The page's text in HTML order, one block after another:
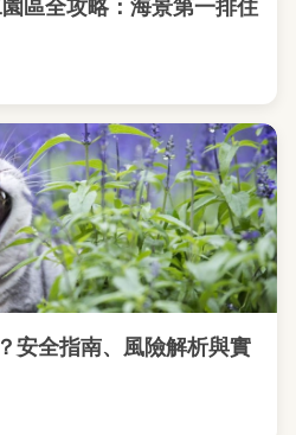
區全攻略：海景第一排住
安全指南、風險解析與實